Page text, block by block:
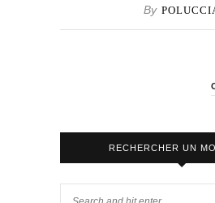
By
RECHERCHER UN